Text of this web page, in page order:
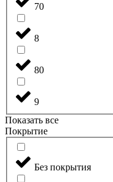
70
8
80
9
Показать все
Покрытие
Без покрытия